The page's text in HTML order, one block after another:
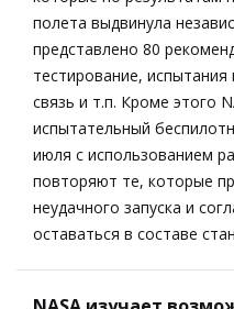
полета выдвинула
представлено 80
тестирование,
связь и т.п. Кроме этого
испытательный
июля с использованием
повторяют те, которые
неудачного запуска и
оставаться в составе